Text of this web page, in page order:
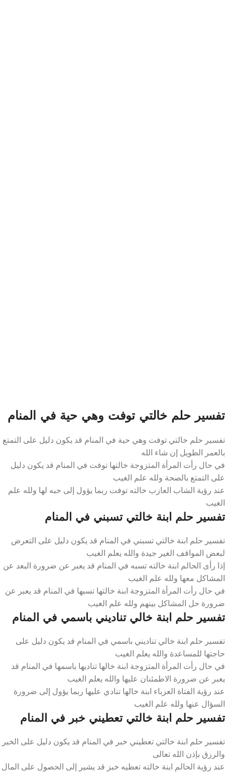
تفسير حلم خالتي توفت وهي حية في المنام
تفسير حلم خالتي توفت وهي حية في المنام قد يكون دليل على التمتع
بالعمر الطويل إن شاء الله
في حال رأت المرأة المتزوجة خالتها توفت في المنام قد يكون دليل
على التمتع بالصحة ولله علم الغيب
عند رؤية الشاب العازب خالته توفت ربما يؤول إلى حبه لها ولله علم
الغيب
تفسير حلم ابنة خالتي تسبني في المنام
تفسير حلم ابنة خالتي تسبني في المنام قد يكون دليل على التعرض
لبعض المواقف الغير جيدة والله يعلم الغيب
إذا رأى الحالم ابنة خالته تسبه في المنام قد يعبر عن ضرورة البعد عن
المشاكل معها ولله علم الغيب
في حال رأت المرأة المتزوجة ابنة خالتها تسبها في المنام قد يعبر عن
ضرورة حل المشاكل بينهم ولله علم الغيب
تفسير حلم ابنة خالي تناديني باسمي في المنام
تفسير حلم ابنة خالي تناديني باسمي في المنام قد يكون دليل على
حاجتها للمساعدة والله يعلم الغيب
في حال رأت المرأة المتزوجة ابنة خالها تناديها باسمها في المنام قد
يعبر عن ضرورة الاطمئنان عليها والله يعلم الغيب
عند رؤية الفتاة العزباء ابنة خالها تنادي عليها ربما يؤول إلى ضرورة
السؤال عنها ولله علم الغيب
تفسير حلم ابنة خالتي تعطيني خبر في المنام
تفسير حلم ابنة خالتي تعطيني خبر في المنام قد يكون دليل على الخير
والرزق بإذن الله تعالى
عند رؤية الحالم ابنة خالته تعطيه خبز قد يشير إلى الحصول على المال